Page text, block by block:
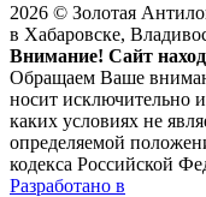
2026 © Золотая
в Хабаровске,
Внимание! Сайт
Обращаем Ваше
носит исключительно
каких условиях не
определяемой
кодекса Российской
Разработано в